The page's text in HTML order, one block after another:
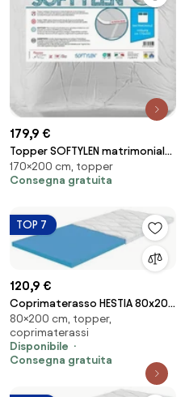
179,9 €
Topper SOFTYLEN matrimoniale
170x200 cm
170×200 cm, topper
Consegna gratuita
TOP 7
120,9 €
Coprimaterasso HESTIA 80x200
cm
80×200 cm, topper,
coprimaterassi
Disponibile
Consegna gratuita